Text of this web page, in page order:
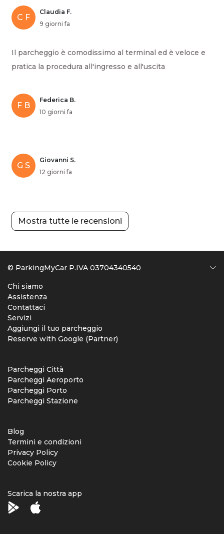
C F
Claudia F.
9 giorni fa
Il parcheggio è comodissimo al terminal ed è veloce e
pratica la procedura all'ingresso e all'uscita
F B
Federica B.
10 giorni fa
G S
Giovanni S.
12 giorni fa
Mostra tutte le recensioni
© ParkingMyCar P.IVA 03704340540
Chi siamo
Assistenza
Contattaci
Servizi
Aggiungi il tuo parcheggio
Reserve with Google (Partner)
Parcheggi Città
Parcheggi Aeroporto
Parcheggi Porto
Parcheggi Stazione
Blog
Termini e condizioni
Privacy Policy
Cookie Policy
Scarica la nostra app